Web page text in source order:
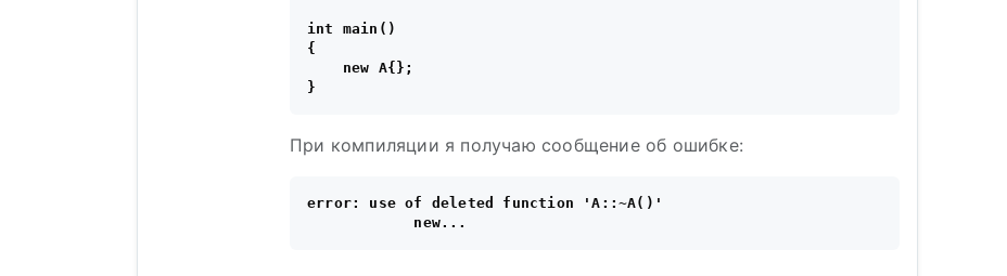
int main()
{
    new A{};
При компиляции я получаю сообщение об ошибке:
error: use of deleted function 'A::~A()'